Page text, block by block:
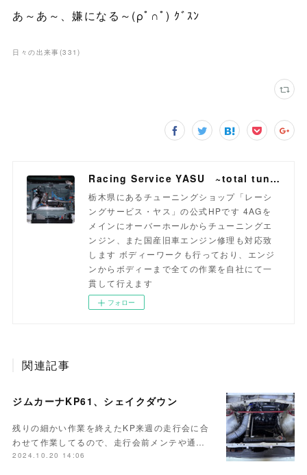
あ～あ～、嫌になる～(ρﾟ∩ﾟ) ｸﾞｽﾝ
日々の出来事(331)
Racing Service YASU ~total tuning proshop~
栃木県にあるチューニングショップ「レーシ
ングサービス・ヤス」の公式HPです 4AGを
メインにオーバーホールからチューニングエ
ンジン、また国産旧車エンジン修理も対応致
します ボディーワークも行っており、エンジ
ンからボディーまで全ての作業を自社にて一
貫して行えます
フォロー
関連記事
ジムカーナKP61、シェイクダウン
残りの細かい作業を終えたKP来週の走行会に合
わせて作業してるので、走行会前メンテや通…
2024.10.20 14:06